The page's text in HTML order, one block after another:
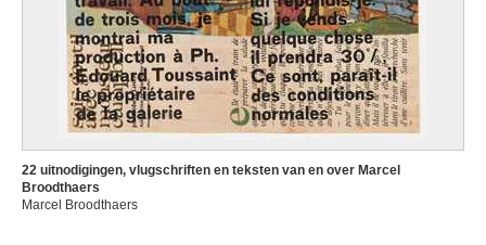
22 uitnodigingen, vlugschriften en teksten van en over Marcel
Broodthaers
Marcel Broodthaers